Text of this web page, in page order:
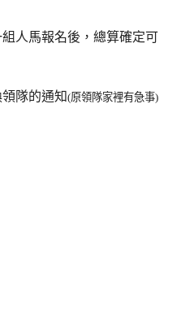
人馬報名後，總算確定可
隊的通知(原領隊家裡有急事)